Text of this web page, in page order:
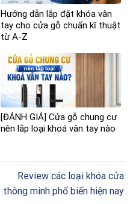
Hướng dẫn lắp đặt khóa vân
tay cho cửa gỗ chuẩn kĩ thuật
từ A-Z
[ĐÁNH GIÁ] Cửa gỗ chung cư
nên lắp loại khoá vân tay nào
Review các loại khóa cửa
thông minh phổ biến hiện nay